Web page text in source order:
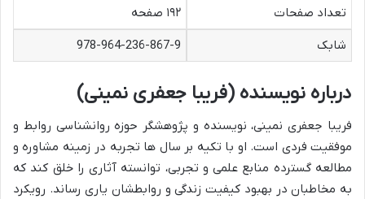
تعداد صفحات
۱۹۲ صفحه
شابک
978-964-236-867-9
درباره نویسنده (فریبا جعفری نمینی)
فریبا جعفری نمینی، نویسنده و پژوهشگر حوزه روانشناسی روابط و
موفقیت فردی است. او با تکیه بر سال ها تجربه در زمینه مشاوره و
مطالعه گسترده منابع علمی و تجربی، توانسته آثاری را خلق کند که
به مخاطبان در بهبود کیفیت زندگی و روابطشان یاری رساند. رویکرد